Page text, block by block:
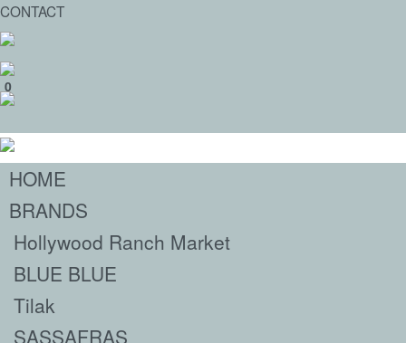
CONTACT
0
HOME
BRANDS
Hollywood Ranch Market
BLUE BLUE
Tilak
SASSAFRAS